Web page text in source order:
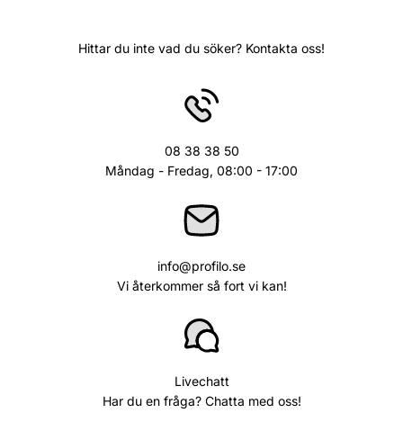
Hittar du inte vad du söker? Kontakta oss!
08 38 38 50
Måndag - Fredag, 08:00 - 17:00
info@profilo.se
Vi återkommer så fort vi kan!
Livechatt
Har du en fråga? Chatta med oss!